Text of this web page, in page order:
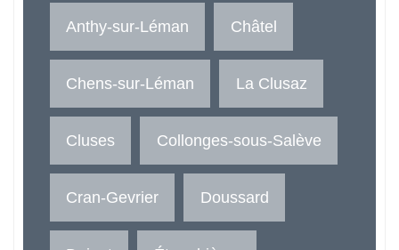
Anthy-sur-Léman Châtel
Chens-sur-Léman La Clusaz
Cluses Collonges-sous-Salève
Cran-Gevrier Doussard